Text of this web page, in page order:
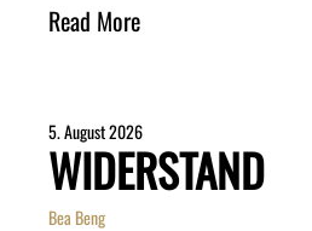
Read More
5. August 2026
WIDERSTAND
Bea Beng